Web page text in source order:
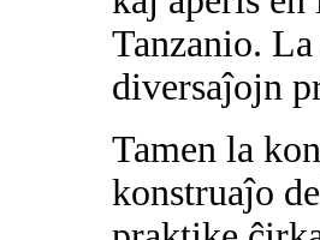
Tanzanio.
diversaĵojn
Tamen la
konstruaĵo